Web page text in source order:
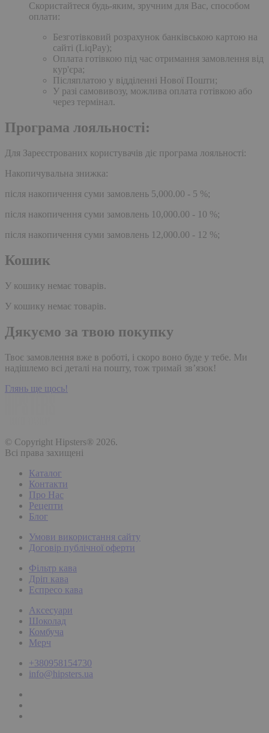
Скористайтеся будь-яким, зручним для Вас, способом
оплати:
Безготівковий розрахунок банківською картою на
сайті (LiqPay);
Оплата готівкою під час отримання замовлення від
кур'єра;
Післяплатою у відділенні Нової Пошти;
У разі самовивозу, можлива оплата готівкою або
через термінал.
Програма лояльності:
Для Зареєстрованих користувачів діє програма лояльності:
Накопичувальна знижка:
після накопичення суми замовлень 5,000.00 - 5 %;
після накопичення суми замовлень 10,000.00 - 10 %;
після накопичення суми замовлень 12,000.00 - 12 %;
Кошик
У кошику немає товарів.
У кошику немає товарів.
Дякуємо за твою покупку
Твоє замовлення вже в роботі, і скоро воно буде у тебе. Ми
надішлемо всі деталі на пошту, тож тримай зв’язок!
Глянь ще щось!
© Copyright Hipsters® 2026.
Всі права захищені
Каталог
Контакти
Про Нас
Рецепти
Блог
Умови використання сайту
Договір публічної оферти
Фільтр кава
Дріп кава
Еспресо кава
Аксесуари
Шоколад
Комбуча
Мерч
+380958154730
info@hipsters.ua